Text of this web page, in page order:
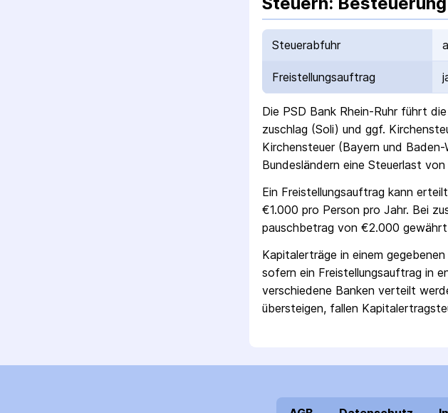
Steuerabfuhr
Freistellungs­auftrag
Die PSD Bank Rhein-Ruhrführt die
zuschlag (Soli) und ggf.
Kirchensteuer (Bayern und
Bundesländern eine Steuerlast von
Ein Freistellungs­auftrag kann
€1.000 pro Person pro Jahr. Bei
pausch­betrag von €2.000
Kapitalerträge in einem
sofern ein Freistellungs­auftrag in
verschiedene Banken verteilt
übersteigen, fallen